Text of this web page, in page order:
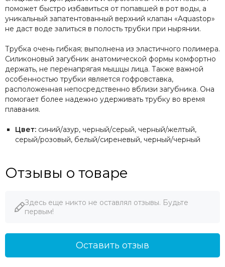
поможет быстро избавиться от попавшей в рот воды, а
уникальный запатентованный верхний клапан «Aquastop»
не даст воде залиться в полость трубки при нырянии.
Трубка очень гибкая; выполнена из эластичного полимера.
Силиконовый загубник анатомической формы комфортно
держать, не перенапрягая мышцы лица. Также важной
особенностью трубки является гофровставка,
расположенная непосредственно вблизи загубника. Она
помогает более надежно удерживать трубку во время
плавания.
Цвет: синий/азур, черный/серый, черный/желтый,
серый/розовый, белый/сиреневый, черный/черный
Отзывы о товаре
Здесь еще никто не оставлял отзывы. Будьте
первым!
Оставить отзыв